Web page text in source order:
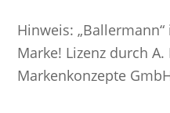
Hinweis:
Marke! Lizenz durch
Markenkonzepte